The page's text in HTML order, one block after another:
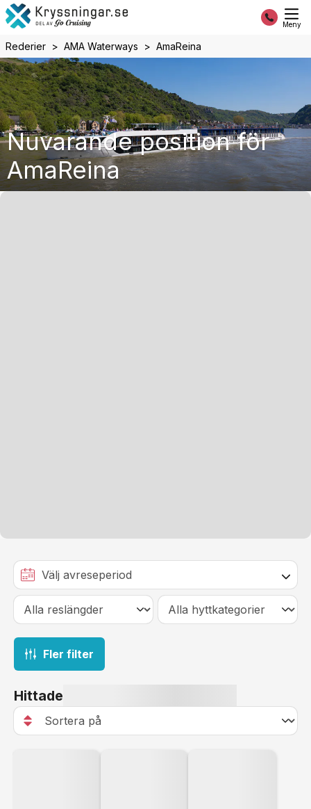
Meny
Rederier AMA Waterways AmaReina
Nuvarande position för
AmaReina
Fler filter
Hittade